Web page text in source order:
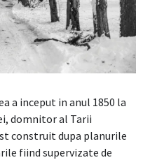
a inceput in anul 1850 la
domnitor al Tarii
construit dupa planurile
fiind supervizate de